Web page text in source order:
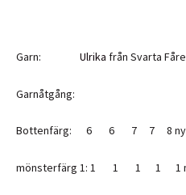
Garn: Ulrika från Svarta
Garnåtgång:
Bottenfärg: 6 6 7 7 8
mönsterfärg 1: 1 1 1 1 1